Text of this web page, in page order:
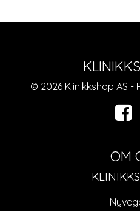
© 2026 Klinikkshop AS -
OM